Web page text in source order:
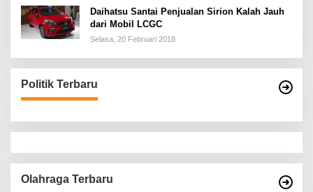
Daihatsu Santai Penjualan Sirion Kalah Jauh
dari Mobil LCGC
Selasa, 20 Februari 2018
Politik Terbaru
Olahraga Terbaru